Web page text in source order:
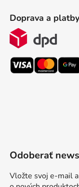
Doprava a platby
Odoberať
Vložte svoj e-mail